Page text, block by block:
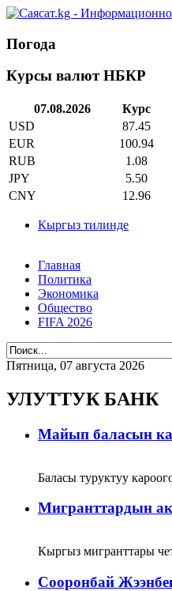
Погода
Курсы валют НБКР
07.08.2026
Курс
USD
87.45
EUR
100.94
RUB
1.08
JPY
5.50
CNY
12.96
Кыргыз тилинде
Главная
Политика
Экономика
Общество
FIFA 2026
Пятница, 07 августа 2026
УЛУТТУК БАНК
Майып баласын
Баласы туруктуу
Мигранттардын
Кыргыз мигранттары
Сооронбай